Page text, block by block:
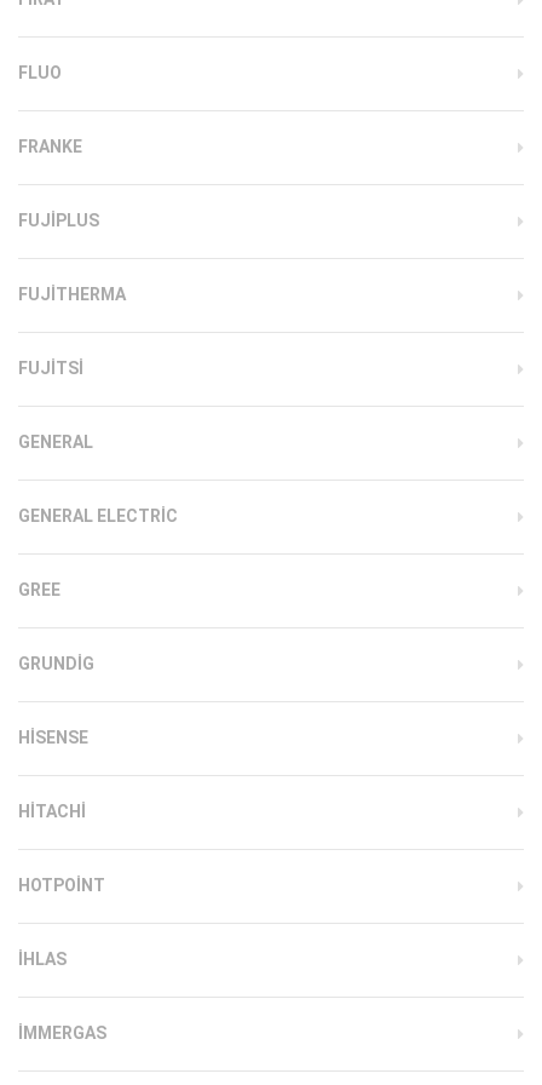
FLUO
FRANKE
FUJIPLUS
FUJITHERMA
FUJITSI
GENERAL
GENERAL ELECTRIC
GREE
GRUNDIG
HISENSE
HITACHI
HOTPOINT
IHLAS
İMMERGAS